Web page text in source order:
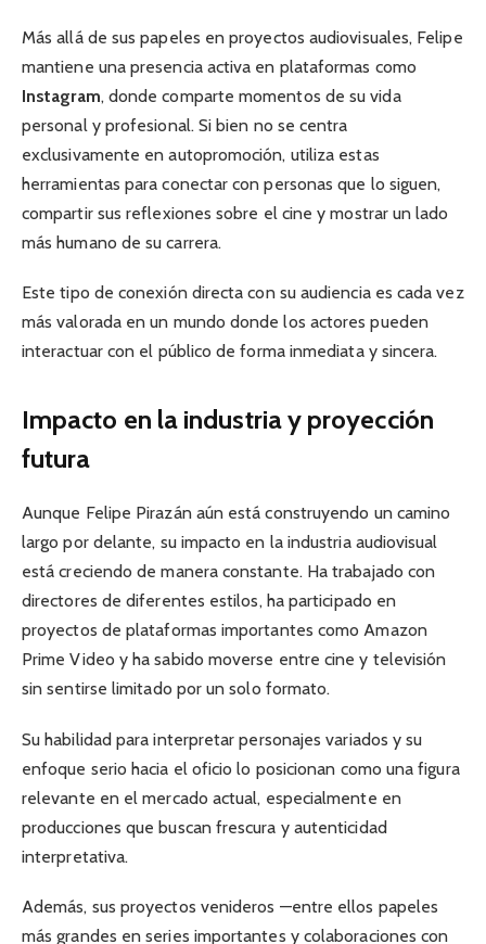
Más allá de sus papeles en proyectos audiovisuales, Felipe
mantiene una presencia activa en plataformas como
Instagram, donde comparte momentos de su vida
personal y profesional. Si bien no se centra
exclusivamente en autopromoción, utiliza estas
herramientas para conectar con personas que lo siguen,
compartir sus reflexiones sobre el cine y mostrar un lado
más humano de su carrera.
Este tipo de conexión directa con su audiencia es cada vez
más valorada en un mundo donde los actores pueden
interactuar con el público de forma inmediata y sincera.
Impacto en la industria y proyección
futura
Aunque Felipe Pirazán aún está construyendo un camino
largo por delante, su impacto en la industria audiovisual
está creciendo de manera constante. Ha trabajado con
directores de diferentes estilos, ha participado en
proyectos de plataformas importantes como Amazon
Prime Video y ha sabido moverse entre cine y televisión
sin sentirse limitado por un solo formato.
Su habilidad para interpretar personajes variados y su
enfoque serio hacia el oficio lo posicionan como una figura
relevante en el mercado actual, especialmente en
producciones que buscan frescura y autenticidad
interpretativa.
Además, sus proyectos venideros —entre ellos papeles
más grandes en series importantes y colaboraciones con